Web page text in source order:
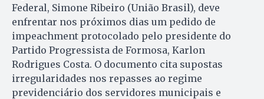
Federal, Simone Ribeiro (União Brasil), deve
enfrentar nos próximos dias um pedido de
impeachment protocolado pelo presidente do
Partido Progressista de Formosa, Karlon
Rodrigues Costa. O documento cita supostas
irregularidades nos repasses ao regime
previdenciário dos servidores municipais e